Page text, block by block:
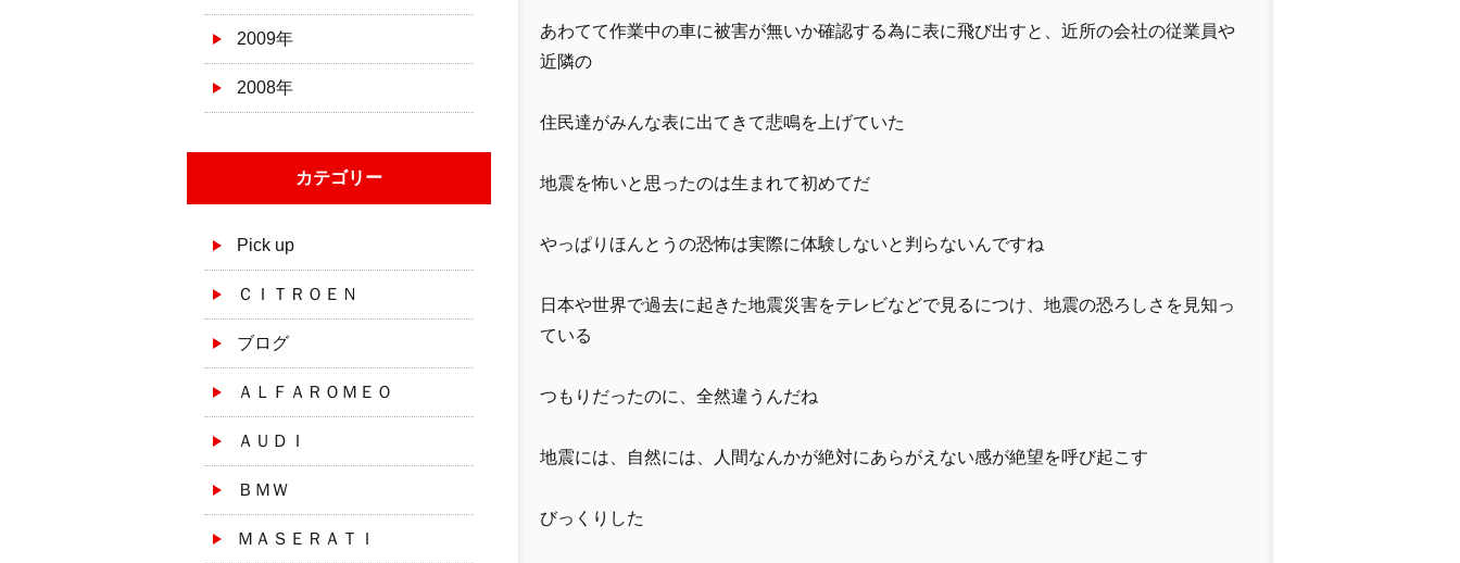
2009年
2008年
カテゴリー
Pick up
ＣＩＴＲＯＥＮ
ブログ
ＡＬＦＡＲＯＭＥＯ
ＡＵＤＩ
ＢＭＷ
ＭＡＳＥＲＡＴＩ
あわてて作業中の車に被害が無いか確認する為に表に飛び出すと、近所の会社の従業員や
近隣の
住民達がみんな表に出てきて悲鳴を上げていた
地震を怖いと思ったのは生まれて初めてだ
やっぱりほんとうの恐怖は実際に体験しないと判らないんですね
日本や世界で過去に起きた地震災害をテレビなどで見るにつけ、地震の恐ろしさを見知っ
ている
つもりだったのに、全然違うんだね
地震には、自然には、人間なんかが絶対にあらがえない感が絶望を呼び起こす
びっくりした